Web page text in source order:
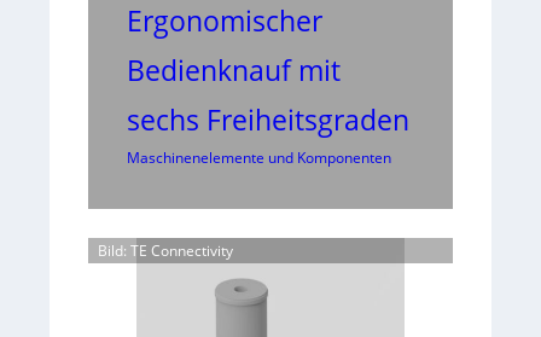
Ergonomischer
Bedienknauf mit
sechs Freiheitsgraden
Maschinenelemente und Komponenten
Bild: TE Connectivity